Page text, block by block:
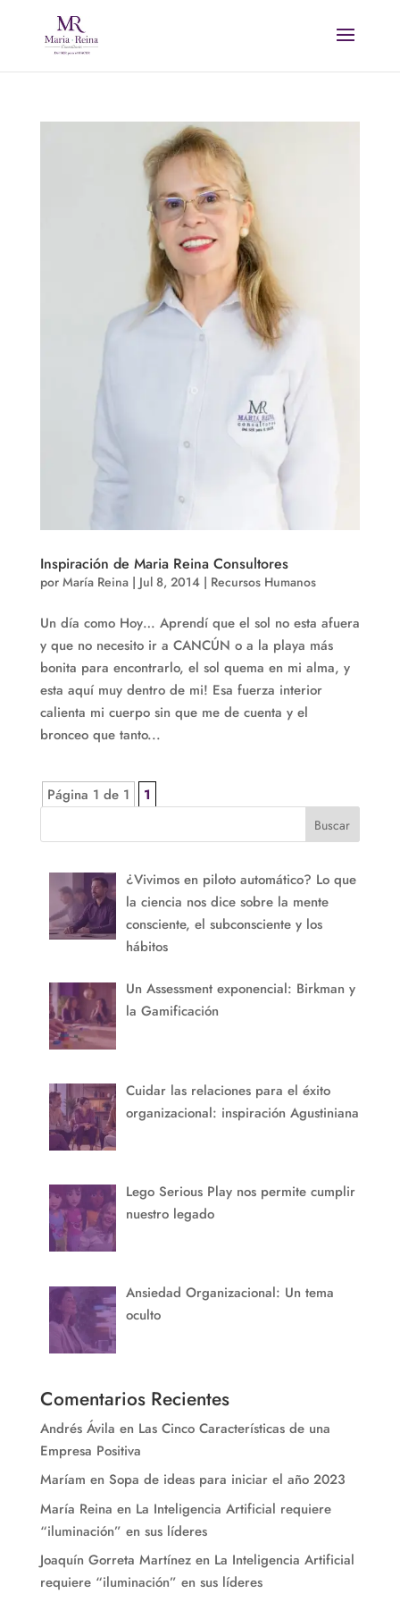
Inspiración de Maria Reina Consultores
por María Reina| Jul 8, 2014| Recursos Humanos
Un día como Hoy… Aprendí que el sol no esta afuera
y que no necesito ir a CANCÚN o a la playa más
bonita para encontrarlo, el sol quema en mi alma, y
esta aquí muy dentro de mi! Esa fuerza interior
calienta mi cuerpo sin que me de cuenta y el
bronceo que tanto...
Página 1 de 1 1
Buscar
¿Vivimos en piloto automático? Lo que
la ciencia nos dice sobre la mente
consciente, el subconsciente y los
hábitos
Un Assessment exponencial: Birkman y
la Gamificación
Cuidar las relaciones para el éxito
organizacional: inspiración Agustiniana
Lego Serious Play nos permite cumplir
nuestro legado
Ansiedad Organizacional: Un tema
oculto
Comentarios Recientes
Andrés Ávila en Las Cinco Características de una
Empresa Positiva
Maríam en Sopa de ideas para iniciar el año 2023
María Reina en La Inteligencia Artificial requiere
“iluminación” en sus líderes
Joaquín Gorreta Martínezen La Inteligencia Artificial
requiere “iluminación” en sus líderes